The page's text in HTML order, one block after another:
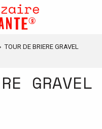
TOUR DE BRIERE GRAVEL
GRAVEL